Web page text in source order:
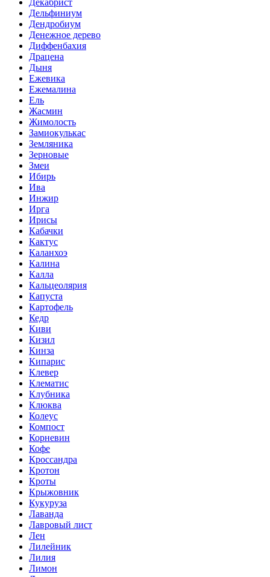
Дельфиниум
Дендробиум
Денежное дерево
Диффенбахия
Драцена
Дыня
Ежевика
Ежемалина
Ель
Жасмин
Жимолость
Замиокулькас
Земляника
Зерновые
Змеи
Ибирь
Ива
Инжир
Ирга
Ирисы
Кабачки
Кактус
Каланхоэ
Калина
Калла
Кальцеолярия
Капуста
Картофель
Кедр
Киви
Кизил
Кинза
Кипарис
Клевер
Клематис
Клубника
Клюква
Колеус
Компост
Корневин
Кофе
Кроссандра
Кротон
Кроты
Крыжовник
Кукуруза
Лаванда
Лавровый лист
Лен
Лилейник
Лилия
Лимон